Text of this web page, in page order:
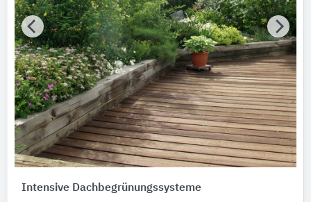
Intensive Dachbegrünungssysteme